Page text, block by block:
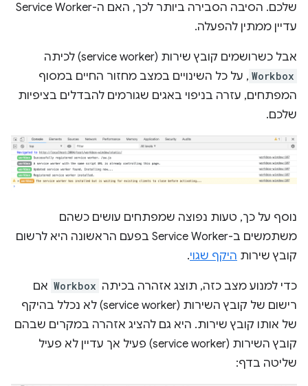
שלכם. הסיבה הסבירה ביותר לכך, האם ה-Service Worker
עדיין ממתין להפעלה.
אבל כשרושמים קובץ שירות (service worker) לכיתה
Workbox , על כל השינויים במצב מחזור החיים במסוף
המפתחים, עזרה בניפוי באגים שגורמים להבדלים בציפיות
שלכם.
נוסף על כך, טעות נפוצה שמפתחים עושים כשהם
משתמשים ב-Service Worker בפעם הראשונה היא לרשום
קובץ שירות היקף שגוי.
כדי למנוע מצב כזה, תוצג אזהרה בכיתה Workbox אם
רישום של קובץ השירות (service worker) לא נכלל בהיקף
של אותו קובץ שירות. היא גם להציג אזהרה במקרים שבהם
קובץ השירות (service worker) פעיל אך עדיין לא פעיל
שליטה בדף: